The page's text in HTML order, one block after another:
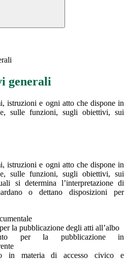
generali
istruzioni e ogni atto che dispone in
sulle funzioni, sugli obiettivi, sui
istruzioni e ogni atto che dispone in
sulle funzioni, sugli obiettivi, sui
si determina l’interpretazione di
o dettano disposizioni per
la pubblicazione degli atti all’albo
per la pubblicazione in
in materia di accesso civico e